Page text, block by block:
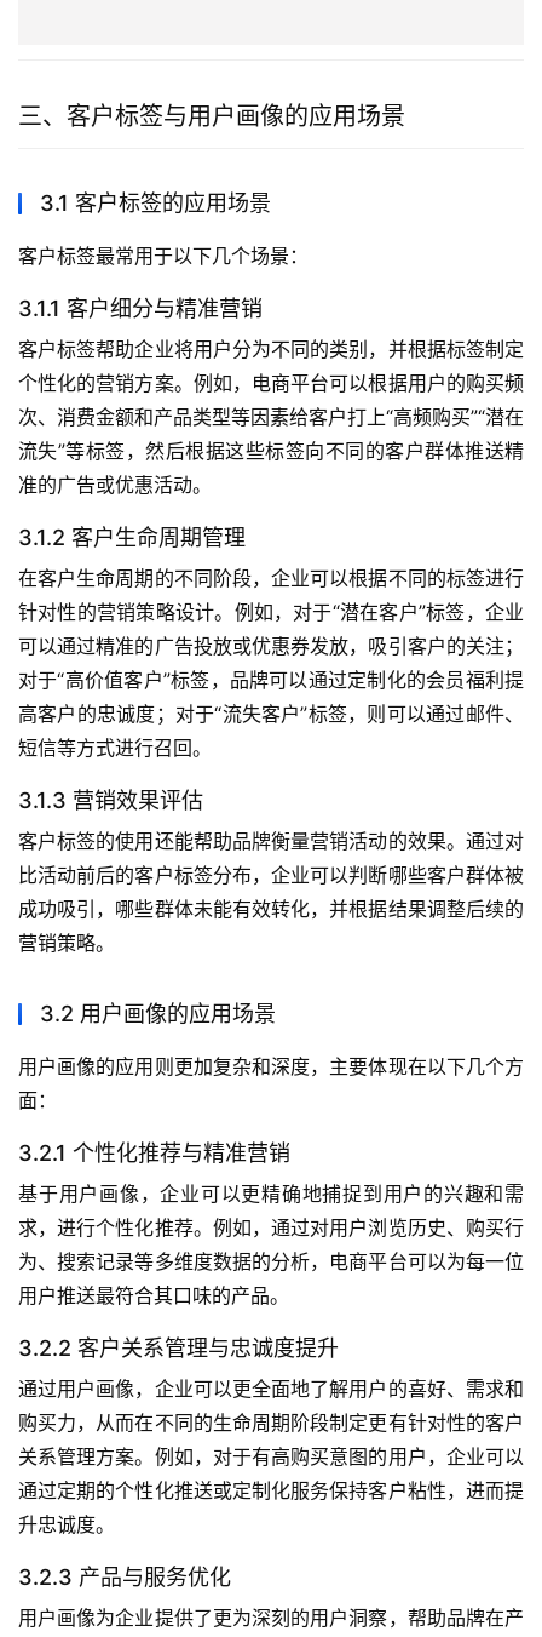
三、客户标签与用户画像的应用场景
3.1 客户标签的应用场景
客户标签最常用于以下几个场景：
3.1.1 客户细分与精准营销
客户标签帮助企业将用户分为不同的类别，并根据标签制定
个性化的营销方案。例如，电商平台可以根据用户的购买频
次、消费金额和产品类型等因素给客户打上“高频购买”“潜在
流失”等标签，然后根据这些标签向不同的客户群体推送精
准的广告或优惠活动。
3.1.2 客户生命周期管理
在客户生命周期的不同阶段，企业可以根据不同的标签进行
针对性的营销策略设计。例如，对于“潜在客户”标签，企业
可以通过精准的广告投放或优惠券发放，吸引客户的关注；
对于“高价值客户”标签，品牌可以通过定制化的会员福利提
高客户的忠诚度；对于“流失客户”标签，则可以通过邮件、
短信等方式进行召回。
3.1.3 营销效果评估
客户标签的使用还能帮助品牌衡量营销活动的效果。通过对
比活动前后的客户标签分布，企业可以判断哪些客户群体被
成功吸引，哪些群体未能有效转化，并根据结果调整后续的
营销策略。
3.2 用户画像的应用场景
用户画像的应用则更加复杂和深度，主要体现在以下几个方
面：
3.2.1 个性化推荐与精准营销
基于用户画像，企业可以更精确地捕捉到用户的兴趣和需
求，进行个性化推荐。例如，通过对用户浏览历史、购买行
为、搜索记录等多维度数据的分析，电商平台可以为每一位
用户推送最符合其口味的产品。
3.2.2 客户关系管理与忠诚度提升
通过用户画像，企业可以更全面地了解用户的喜好、需求和
购买力，从而在不同的生命周期阶段制定更有针对性的客户
关系管理方案。例如，对于有高购买意图的用户，企业可以
通过定期的个性化推送或定制化服务保持客户粘性，进而提
升忠诚度。
3.2.3 产品与服务优化
用户画像为企业提供了更为深刻的用户洞察，帮助品牌在产